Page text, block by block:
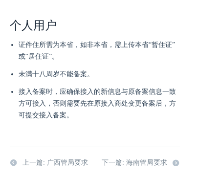
个人用户
证件住所需为本省，如非本省，需上传本省“暂住证”
或“居住证”。
未满十八周岁不能备案。
接入备案时，应确保接入的新信息与原备案信息一致
方可接入，否则需要先在原接入商处变更备案后，方
可提交接入备案。
上一篇: 广西管局要求 下一篇: 海南管局要求